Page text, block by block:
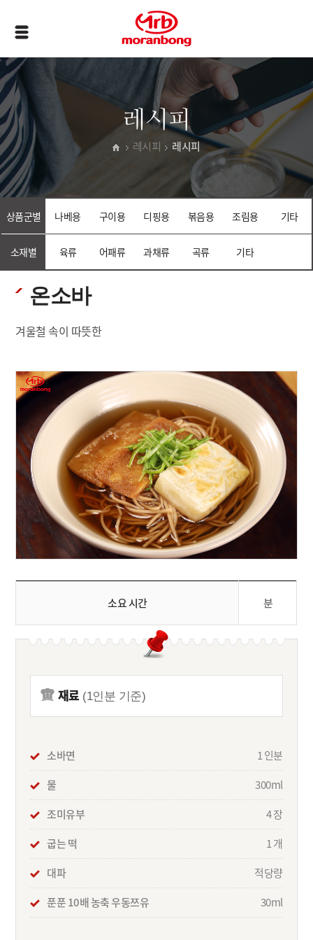
레시피
레시피 레시피
상품군별 나베용 구이용 디핑용 볶음용 조림용 기타
소재별 육류 어패류 과채류 곡류 기타
온소바
겨울철 속이 따뜻한
소요 시간 분
재료 (1인분 기준)
소바면
1 인분
물
300ml
조미유부
4 장
굽는 떡
1 개
대파
적당량
푼푼 10배 농축 우동쯔유
30ml